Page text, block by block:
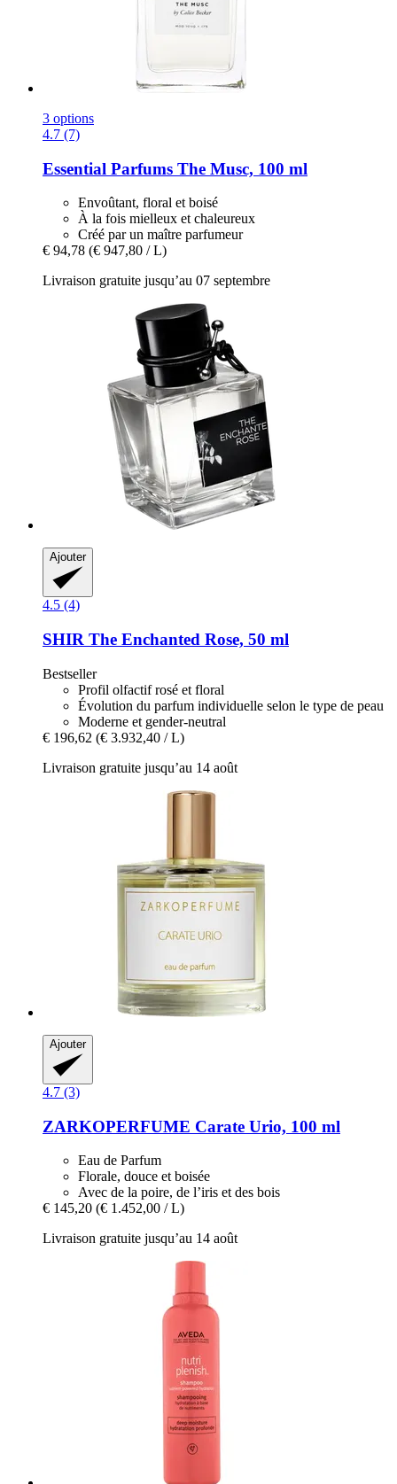
3 options
4.7 (7)
Essential Parfums The Musc, 100 ml
Envoûtant, floral et boisé
À la fois mielleux et chaleureux
Créé par un maître parfumeur
€ 94,78 (€ 947,80 / L)
Livraison gratuite jusqu’au 07 septembre
Ajouter
4.5 (4)
SHIR The Enchanted Rose, 50 ml
Bestseller
Profil olfactif rosé et floral
Évolution du parfum individuelle selon le type de peau
Moderne et gender-neutral
€ 196,62 (€ 3.932,40 / L)
Livraison gratuite jusqu’au 14 août
Ajouter
4.7 (3)
ZARKOPERFUME Carate Urio, 100 ml
Eau de Parfum
Florale, douce et boisée
Avec de la poire, de l’iris et des bois
€ 145,20 (€ 1.452,00 / L)
Livraison gratuite jusqu’au 14 août